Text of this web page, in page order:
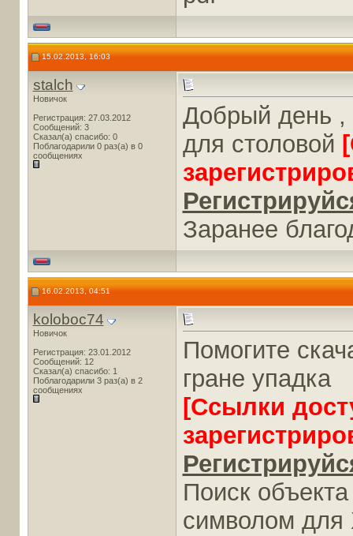
15.02.2013, 16:03
stalch
Новичок
Регистрация: 27.03.2012
Сообщений: 3
Сказал(а) спасибо: 0
Поблагодарили 0 раз(а) в 0
сообщениях
Добрый день ,
для столовой
Заранее
16.02.2013, 04:51
koloboc74
Новичок
Регистрация: 23.01.2012
Сообщений: 12
Сказал(а) спасибо: 1
Поблагодарили 3 раз(а) в 2
сообщениях
Помогите
гране упадка
[Ссылки
Поиск
символом для